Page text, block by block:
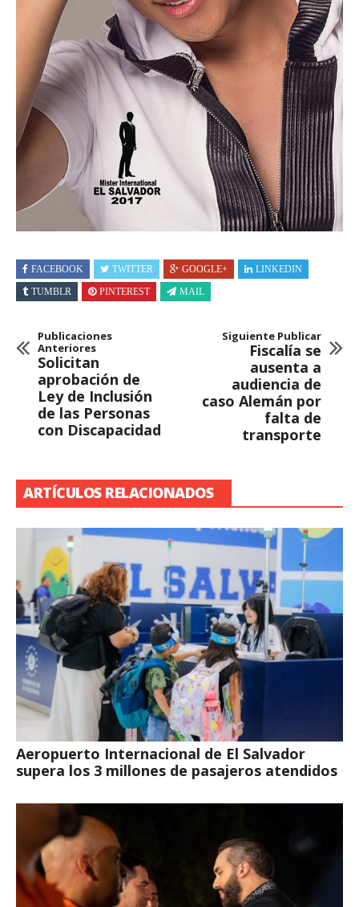
FACEBOOK TWITTER GOOGLE+
LINKEDIN
TUMBLR
PINTEREST MAIL
Publicaciones
Anteriores
Solicitan
aprobación de
Ley de Inclusión
de las Personas
con Discapacidad
Siguiente Publicar
Fiscalía se
ausenta a
audiencia de
caso Alemán por
falta de
transporte
ARTÍCULOS RELACIONADOS
Aeropuerto Internacional de El Salvador
supera los 3 millones de pasajeros atendidos